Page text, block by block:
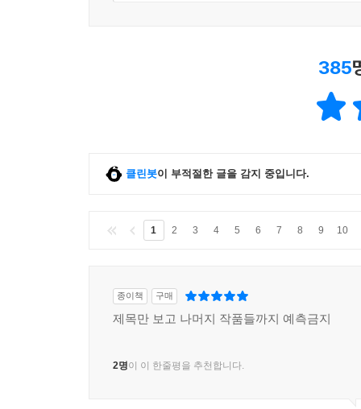
385
클린봇이 부적절한 글을 감지 중입니다.
1 2 3 4 5 6 7 8 9 10
종이책 구매
제목만 보고 나머지 작품들까지 예측금지
2명이 이 한줄평을 추천합니다.